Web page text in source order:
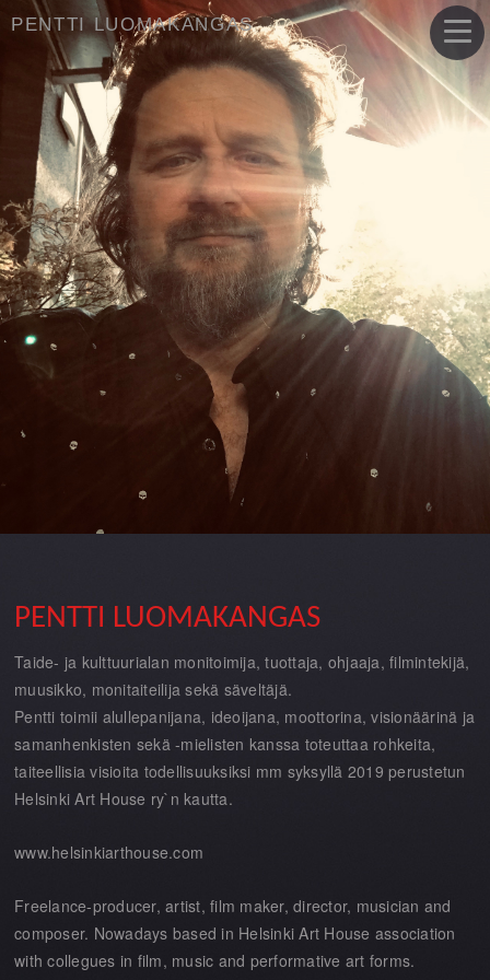
PENTTI LUOMAKANGAS
PENTTI LUOMAKANGAS
Taide- ja kulttuurialan monitoimija, tuottaja, ohjaaja, filmintekijä,
muusikko, monitaiteilija sekä säveltäjä.
Pentti toimii alullepanijana, ideoijana, moottorina, visionäärinä ja
samanhenkisten sekä -mielisten kanssa toteuttaa rohkeita,
taiteellisia visioita todellisuuksiksi mm syksyllä 2019 perustetun
Helsinki Art House ry`n kautta.
www.helsinkiarthouse.com
Freelance-producer, artist, film maker, director, musician and
composer. Nowadays based in Helsinki Art House association
with collegues in film, music and performative art forms.